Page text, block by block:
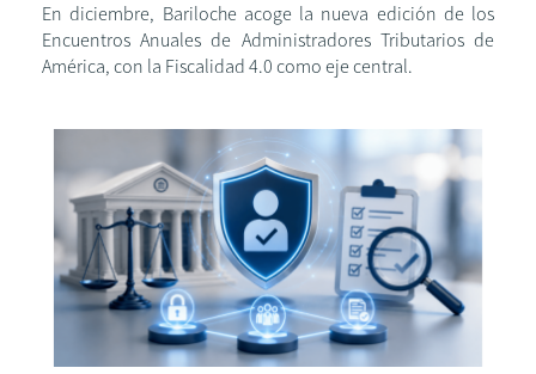
En diciembre, Bariloche acoge la nueva edición de los
Encuentros Anuales de Administradores Tributarios de
América, con la Fiscalidad 4.0 como eje central.